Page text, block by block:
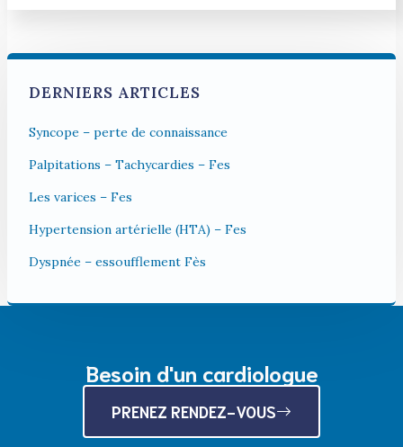
DERNIERS ARTICLES
Syncope – perte de connaissance
Palpitations – Tachycardies – Fes
Les varices – Fes
Hypertension artérielle (HTA) – Fes
Dyspnée – essoufflement Fès
Besoin d'un cardiologue
PRENEZ RENDEZ-VOUS